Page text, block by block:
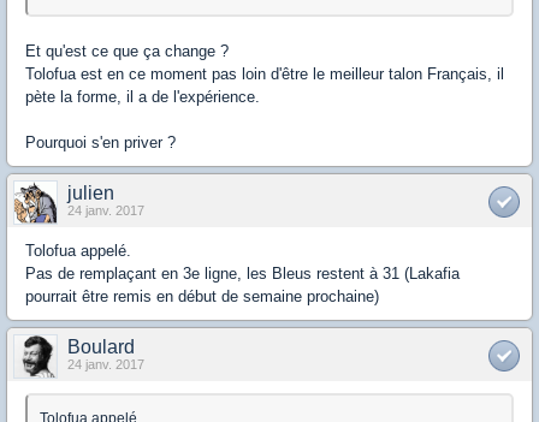
Et qu'est ce que ça change ?
Tolofua est en ce moment pas loin d'être le meilleur talon Français, il
pète la forme, il a de l'expérience.
Pourquoi s'en priver ?
julien
24 janv. 2017
Tolofua appelé.
Pas de remplaçant en 3e ligne, les Bleus restent à 31 (Lakafia
pourrait être remis en début de semaine prochaine)
Boulard
24 janv. 2017
Tolofua appelé.